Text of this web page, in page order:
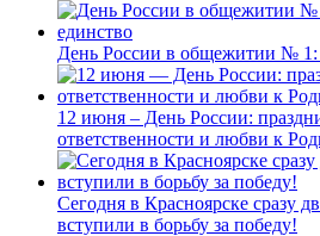
День России в общежитии № 1:
12 июня – День России:
ответственности и любви к
Сегодня в Красноярске сразу
вступили в борьбу за победу!